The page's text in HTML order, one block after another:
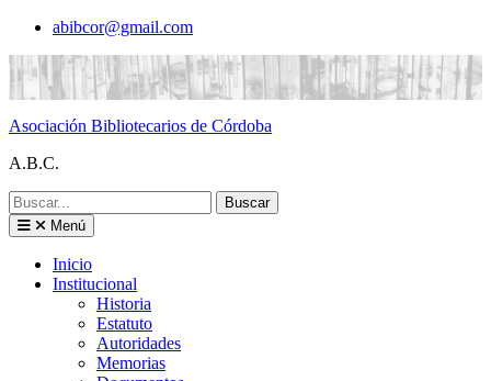
Saltar
contenido
abibcor@gmail.com
Asociación Bibliotecarios de Córdoba
A.B.C.
Buscar:
Menú
Inicio
Institucional
Historia
Estatuto
Autoridades
Memorias